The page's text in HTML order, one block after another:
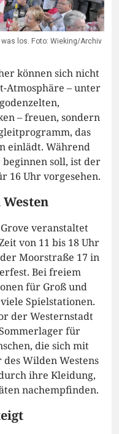
los. Foto: Wieking/Archiv
können sich nicht
Atmosphäre – unter
– freuen, sondern
das
einlädt. Während
beginnen soll, ist der
16 Uhr vorgesehen.
veranstaltet
von 11 bis 18 Uhr
Moorstraße 17 in
Bei freiem
für Groß und
Spielstationen.
der Westernstadt
für
die sich mit
Wilden Westens
ihre Kleidung,
nachempfinden.